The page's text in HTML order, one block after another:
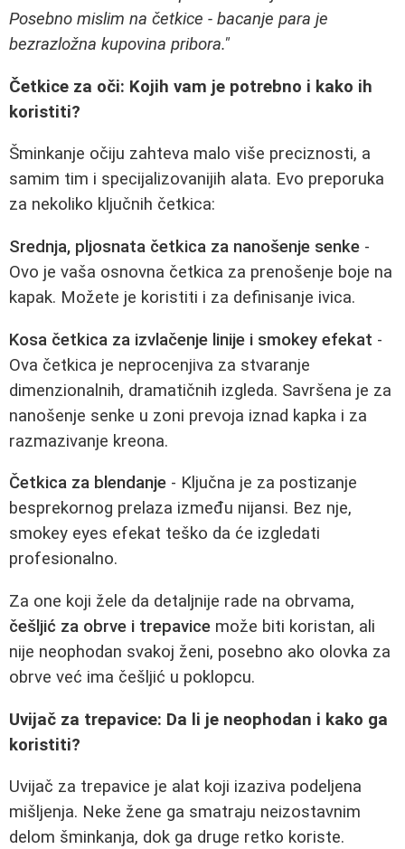
Posebno mislim na četkice - bacanje para je
bezrazložna kupovina pribora."
Četkice za oči: Kojih vam je potrebno i kako ih
koristiti?
Šminkanje očiju zahteva malo više preciznosti, a
samim tim i specijalizovanijih alata. Evo preporuka
za nekoliko ključnih četkica:
Srednja, pljosnata četkica za nanošenje senke -
Ovo je vaša osnovna četkica za prenošenje boje na
kapak. Možete je koristiti i za definisanje ivica.
Kosa četkica za izvlačenje linije i smokey efekat -
Ova četkica je neprocenjiva za stvaranje
dimenzionalnih, dramatičnih izgleda. Savršena je za
nanošenje senke u zoni prevoja iznad kapka i za
razmazivanje kreona.
Četkica za blendanje - Ključna je za postizanje
besprekornog prelaza između nijansi. Bez nje,
smokey eyes efekat teško da će izgledati
profesionalno.
Za one koji žele da detaljnije rade na obrvama,
češljić za obrve i trepavice može biti koristan, ali
nije neophodan svakoj ženi, posebno ako olovka za
obrve već ima češljić u poklopcu.
Uvijač za trepavice: Da li je neophodan i kako ga
koristiti?
Uvijač za trepavice je alat koji izaziva podeljena
mišljenja. Neke žene ga smatraju neizostavnim
delom šminkanja, dok ga druge retko koriste.